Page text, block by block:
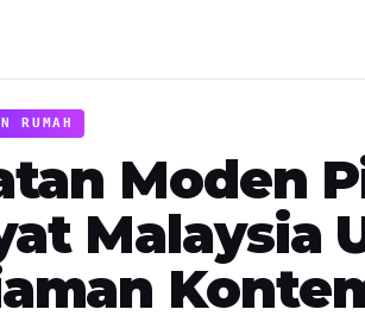
RUMAH
Moden
Malaysia